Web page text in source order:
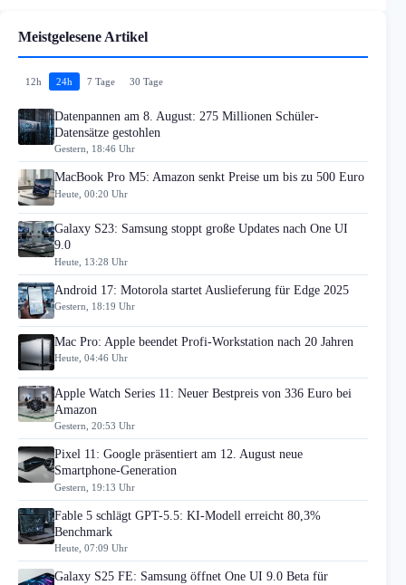
Meistgelesene Artikel
12h 24h 7 Tage 30 Tage
Datenpannen am 8. August: 275 Millionen Schüler-
Datensätze gestohlen
Gestern, 18:46 Uhr
MacBook Pro M5: Amazon senkt Preise um bis zu 500 Euro
Heute, 00:20 Uhr
Galaxy S23: Samsung stoppt große Updates nach One UI
9.0
Heute, 13:28 Uhr
Android 17: Motorola startet Auslieferung für Edge 2025
Gestern, 18:19 Uhr
Mac Pro: Apple beendet Profi-Workstation nach 20 Jahren
Heute, 04:46 Uhr
Apple Watch Series 11: Neuer Bestpreis von 336 Euro bei
Amazon
Gestern, 20:53 Uhr
Pixel 11: Google präsentiert am 12. August neue
Smartphone-Generation
Gestern, 19:13 Uhr
Fable 5 schlägt GPT-5.5: KI-Modell erreicht 80,3%
Benchmark
Heute, 07:09 Uhr
Galaxy S25 FE: Samsung öffnet One UI 9.0 Beta für